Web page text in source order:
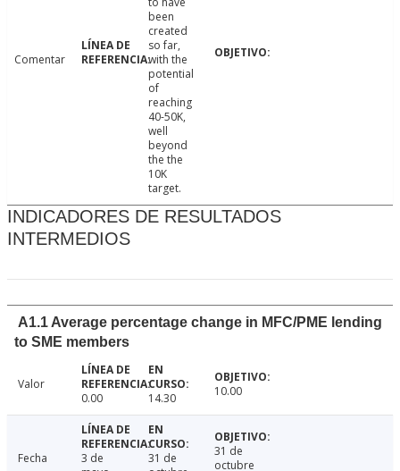
Comentar
been
created
so far,
with the
potential
of
reaching
40-50K,
well
beyond
the the
10K
target.
INDICADORES DE RESULTADOS
INTERMEDIOS
A1.1 Average percentage change in MFC/PME lending
to SME members
Valor
0.00
14.30 10.00
Fecha
3 de
31 de
31 de
octubre